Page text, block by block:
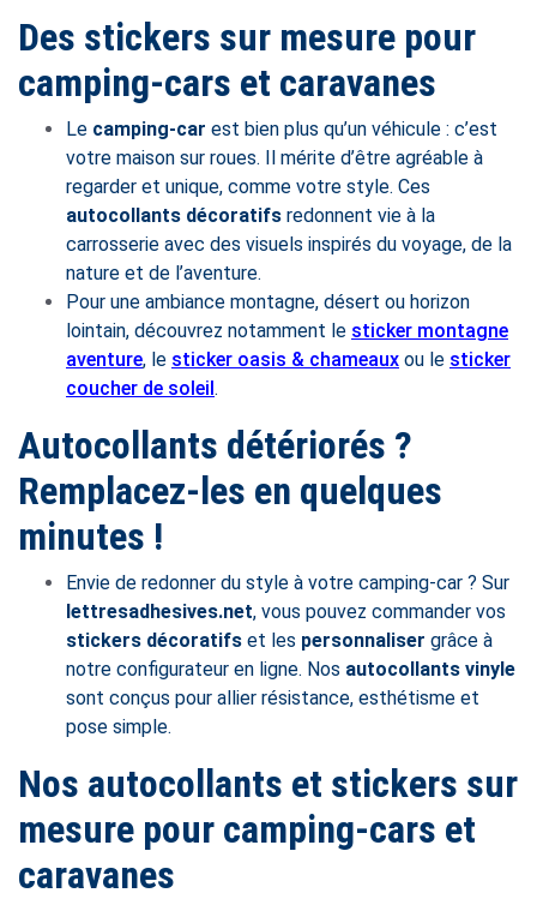
Des stickers sur mesure pour
camping-cars et caravanes
Le camping-car est bien plus qu’un véhicule : c’est
votre maison sur roues. Il mérite d’être agréable à
regarder et unique, comme votre style. Ces
autocollants décoratifs redonnent vie à la
carrosserie avec des visuels inspirés du voyage, de la
nature et de l’aventure.
Pour une ambiance montagne, désert ou horizon
lointain, découvrez notamment le sticker montagne
aventure, le sticker oasis & chameaux ou le sticker
coucher de soleil.
Autocollants détériorés ?
Remplacez-les en quelques
minutes !
Envie de redonner du style à votre camping-car ? Sur
lettresadhesives.net, vous pouvez commander vos
stickers décoratifs et les personnaliser grâce à
notre configurateur en ligne. Nos autocollants vinyle
sont conçus pour allier résistance, esthétisme et
pose simple.
Nos autocollants et stickers sur
mesure pour camping-cars et
caravanes